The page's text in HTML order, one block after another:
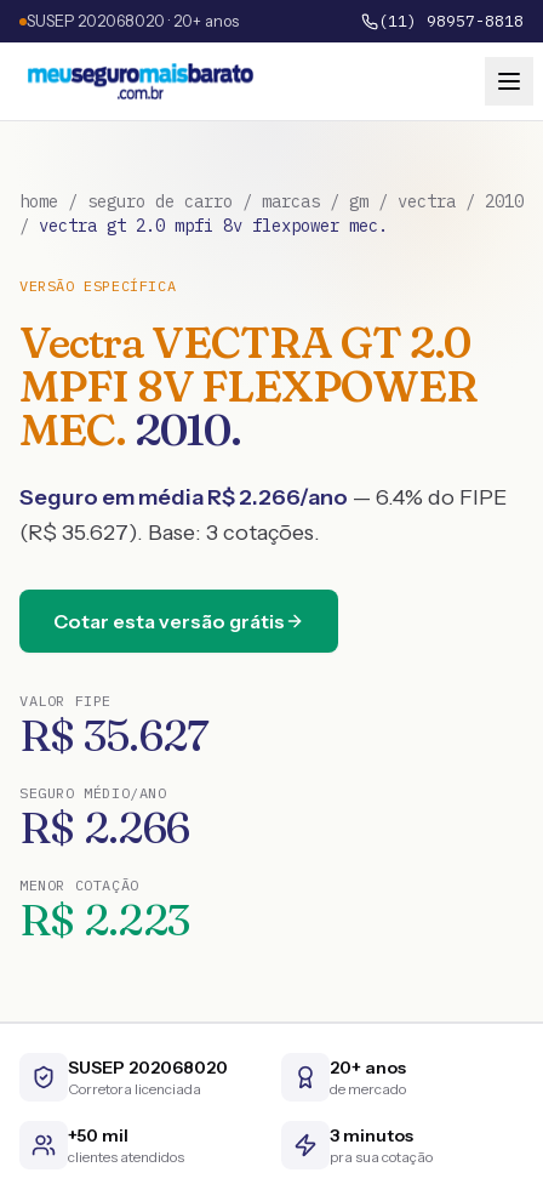
SUSEP 202068020 · 20+ anos (11) 98957-8818
home / seguro de carro / marcas / gm / vectra / 2010
/ vectra gt 2.0 mpfi 8v flexpower mec.
VERSÃO ESPECÍFICA
VectraVECTRA GT 2.0
MPFI 8V FLEXPOWER
MEC. 2010.
Seguro em média R$2.266/ano — 6.4% do FIPE
(R$ 35.627). Base: 3 cotações.
Cotar esta versão grátis
VALOR FIPE
R$ 35.627
SEGURO MÉDIO/ANO
R$ 2.266
MENOR COTAÇÃO
R$ 2.223
SUSEP 202068020
Corretora licenciada
20+ anos
de mercado
+50 mil
clientes atendidos
3 minutos
pra sua cotação